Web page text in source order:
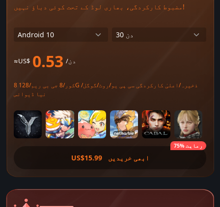
مضبوط کارکردگی، بھاری لوڈ کے تحت کوئی دباؤ نہیں!
≈US$ 0.53 /دن
8 کور/8 جی بی ریم/128G ذخیرہ/اعلیٰ کارکردگی سی پی یو/روٹ/گوگل/
نیا ڈیوائس
US$15.99 ابھی خریدیں
75% رعایت